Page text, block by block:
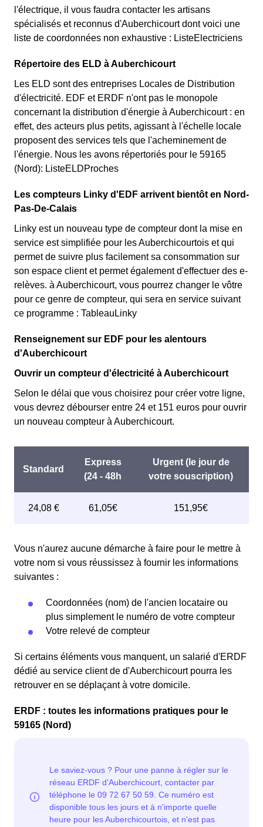
l'électrique, il vous faudra contacter les artisans
spécialisés et reconnus d'Auberchicourt dont voici une
liste de coordonnées non exhaustive : ListeElectriciens
Répertoire des ELD à Auberchicourt
Les ELD sont des entreprises Locales de Distribution
d'électricité. EDF et ERDF n'ont pas le monopole
concernant la distribution d'énergie à Auberchicourt : en
effet, des acteurs plus petits, agissant à l'échelle locale
proposent des services tels que l'acheminement de
l'énergie. Nous les avons répertoriés pour le 59165
(Nord): ListeELDProches
Les compteurs Linky d'EDF arrivent bientôt en Nord-
Pas-De-Calais
Linky est un nouveau type de compteur dont la mise en
service est simplifiée pour les Auberchicourtois et qui
permet de suivre plus facilement sa consommation sur
son espace client et permet également d'effectuer des e-
relèves. à Auberchicourt, vous pourrez changer le vôtre
pour ce genre de compteur, qui sera en service suivant
ce programme : TableauLinky
Renseignement sur EDF pour les alentours
d'Auberchicourt
Ouvrir un compteur d'électricité à Auberchicourt
Selon le délai que vous choisirez pour créer votre ligne,
vous devrez débourser entre 24 et 151 euros pour ouvrir
un nouveau compteur à Auberchicourt.
Vous n'aurez aucune démarche à faire pour le mettre à
votre nom si vous réussissez à fournir les informations
suivantes :
Coordonnées (nom) de l'ancien locataire ou
plus simplement le numéro de votre compteur
Votre relevé de compteur
Si certains éléments vous manquent, un salarié d'ERDF
dédié au service client de d'Auberchicourt pourra les
retrouver en se déplaçant à votre domicile.
ERDF : toutes les informations pratiques pour le
59165 (Nord)